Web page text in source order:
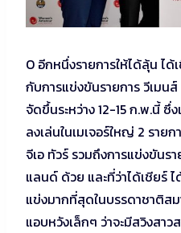
O อีกหนึ่งรายการให้ได้ลุ้น ไ
กับการแข่งขันรายการ วีเมน
จัดขึ้นระหว่าง 12-15 ก.พ.นี้ ซึ่
ลงเล่นในเมเจอร์ใหญ่ 2 ราย
จีเอ ทัวร์ รวมถึงการแข่งขันร
แลนด์ ด้วย และที่ว่าได้เชียร์
แข่งมากที่สุดในบรรดาชาติส
แอบหวังเล็กๆ ว่าจะมีสวิงสา